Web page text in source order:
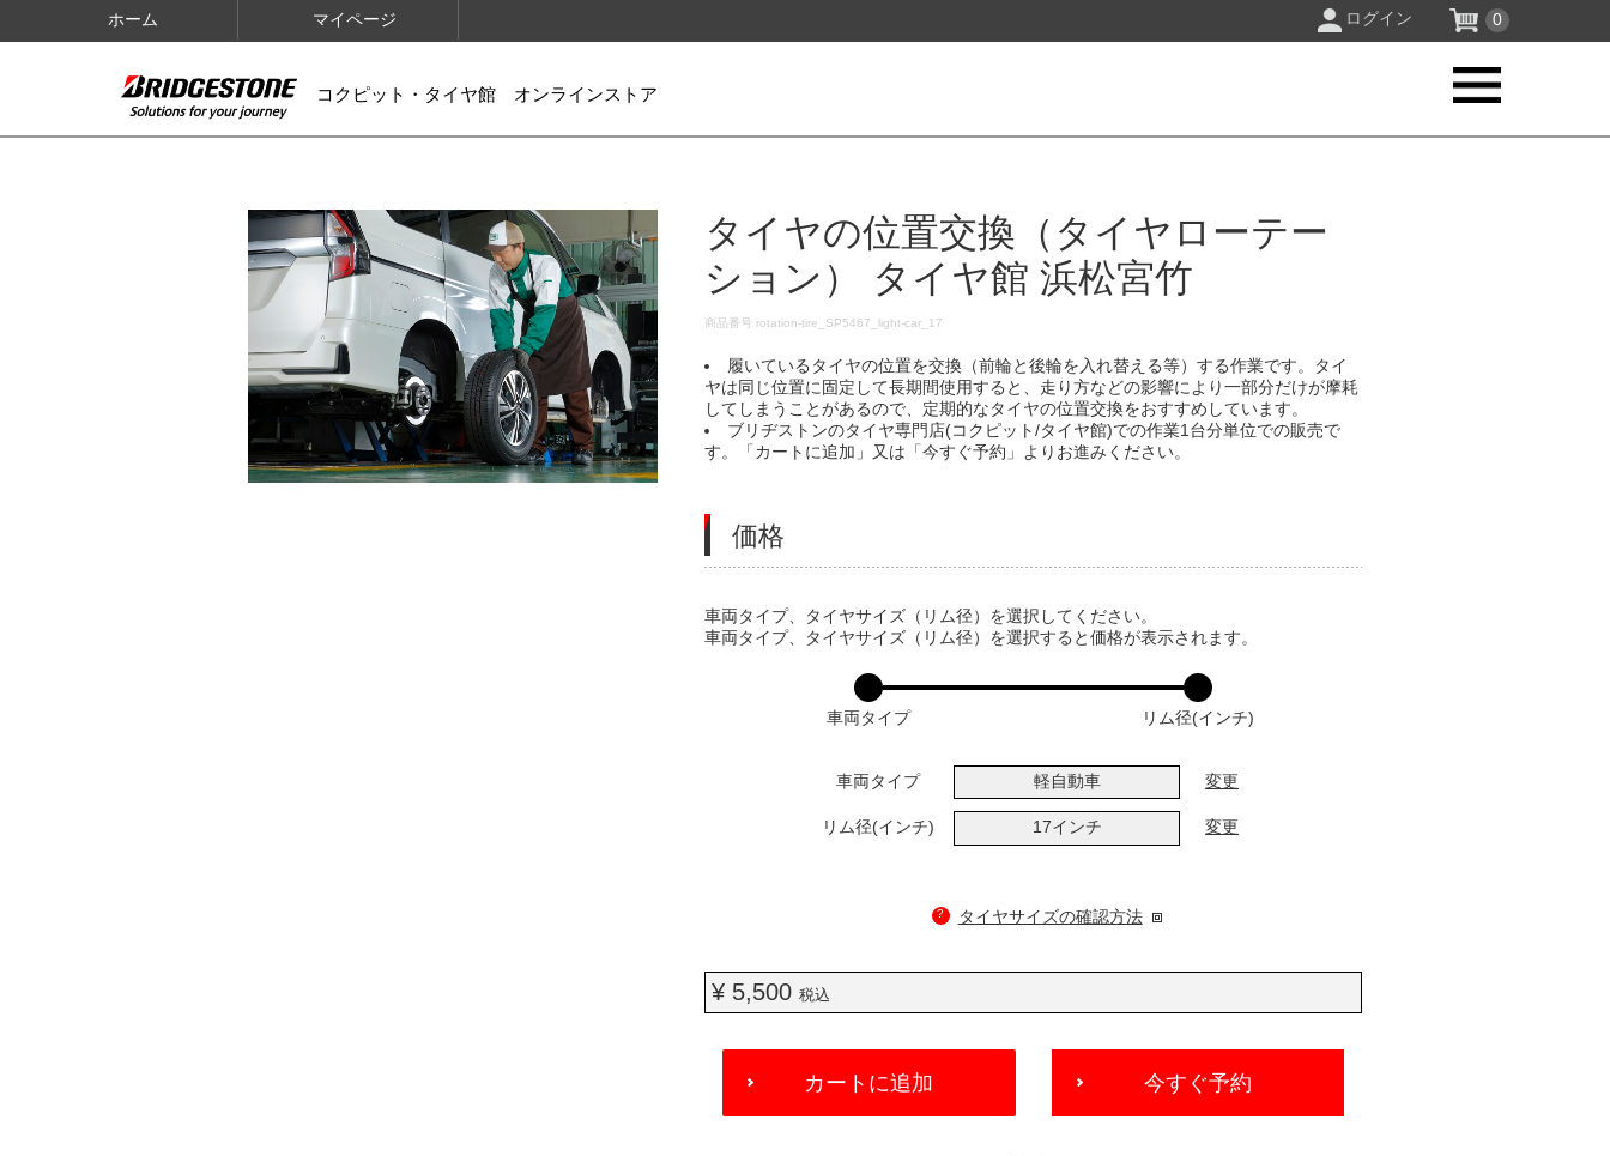
ホーム マイページ ログイン 0
コクピット・タイヤ館 オンラインストア
IMAGES
タイヤの位置交換（タイヤローテー
ション） タイヤ館 浜松宮竹
DETAILS
商品番号 rotation-tire_SP5467_light-car_17
履いているタイヤの位置を交換（前輪と後輪を入れ替える等）する作業です。タイ
ヤは同じ位置に固定して長期間使用すると、走り方などの影響により一部分だけが摩耗
してしまうことがあるので、定期的なタイヤの位置交換をおすすめしています。
ブリヂストンのタイヤ専門店(コクピット/タイヤ館)での作業1台分単位での販売で
す。「カートに追加」又は「今すぐ予約」よりお進みください。
価格
VARIATIONS
車両タイプ、タイヤサイズ（リム径）を選択してください。
車両タイプ、タイヤサイズ（リム径）を選択すると価格が表示されます。
車両タイプ リム径(インチ)
車両タイプ 軽自動車 変更
リム径(インチ) 17インチ 変更
? タイヤサイズの確認方法
¥ 5,500税込
ADD
CART
カートに追加 今すぐ予約